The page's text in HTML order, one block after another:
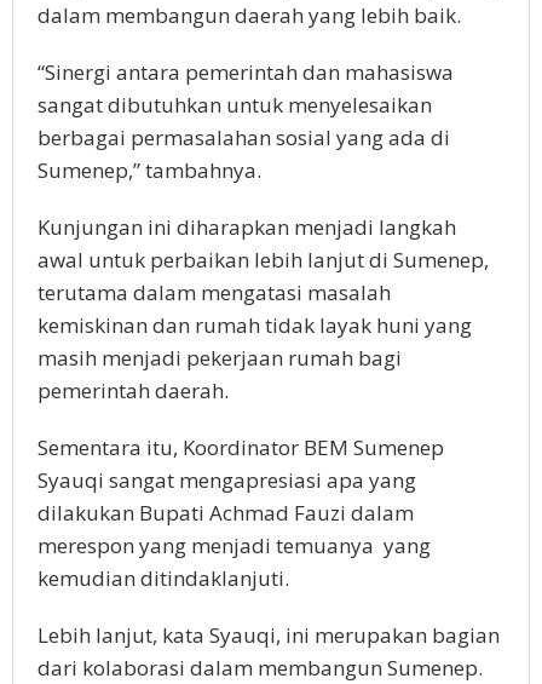
dalam membangun daerah yang lebih baik.
“Sinergi antara pemerintah dan mahasiswa
sangat dibutuhkan untuk menyelesaikan
berbagai permasalahan sosial yang ada di
Sumenep,” tambahnya.
Kunjungan ini diharapkan menjadi langkah
awal untuk perbaikan lebih lanjut di Sumenep,
terutama dalam mengatasi masalah
kemiskinan dan rumah tidak layak huni yang
masih menjadi pekerjaan rumah bagi
pemerintah daerah.
Sementara itu, Koordinator BEM Sumenep
Syauqi sangat mengapresiasi apa yang
dilakukan Bupati Achmad Fauzi dalam
merespon yang menjadi temuanya yang
kemudian ditindaklanjuti.
Lebih lanjut, kata Syauqi, ini merupakan bagian
dari kolaborasi dalam membangun Sumenep.